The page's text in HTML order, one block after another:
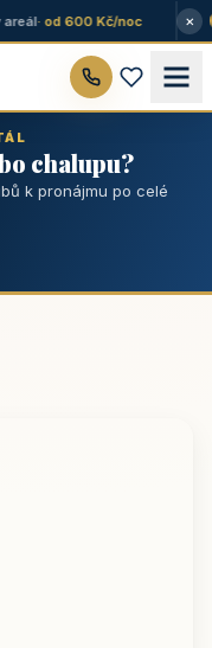
· od 600 Kč/noc ×
chalupu?
k pronájmu po celé